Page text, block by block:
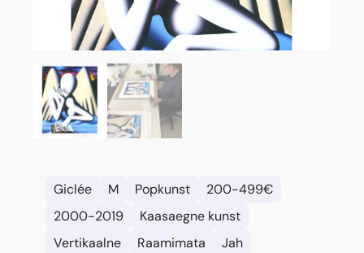
Giclée M Popkunst
200-499€
2000-2019
Kaasaegne kunst
Vertikaalne
Raamimata Jah